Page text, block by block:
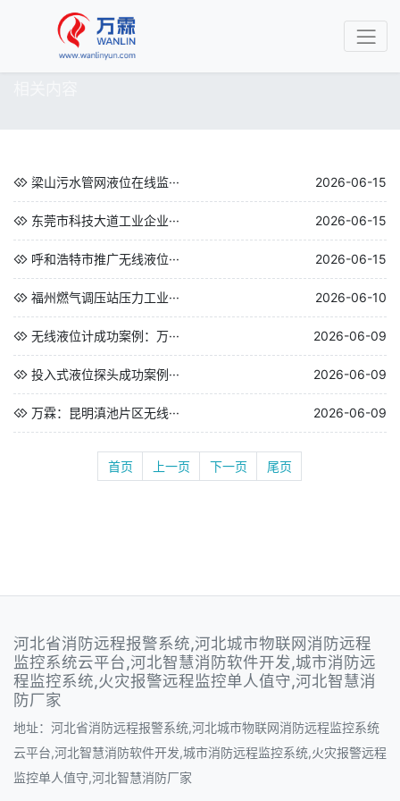
梁山污水管网液位在线监··· 2026-06-15
东莞市科技大道工业企业··· 2026-06-15
呼和浩特市推广无线液位··· 2026-06-15
福州燃气调压站压力工业··· 2026-06-10
无线液位计成功案例：万··· 2026-06-09
投入式液位探头成功案例··· 2026-06-09
万霖：昆明滇池片区无线··· 2026-06-09
首页 上一页 下一页 尾页
河北省消防远程报警系统,河北城市物联网消防远程
监控系统云平台,河北智慧消防软件开发,城市消防远
程监控系统,火灾报警远程监控单人值守,河北智慧消
防厂家
地址：河北省消防远程报警系统,河北城市物联网消防远程监控系统
云平台,河北智慧消防软件开发,城市消防远程监控系统,火灾报警远程
监控单人值守,河北智慧消防厂家